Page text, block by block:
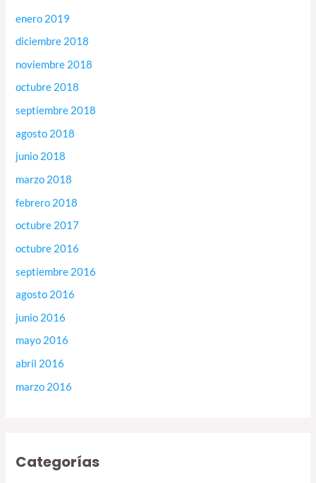
enero 2019
diciembre 2018
noviembre 2018
octubre 2018
septiembre 2018
agosto 2018
junio 2018
marzo 2018
febrero 2018
octubre 2017
octubre 2016
septiembre 2016
agosto 2016
junio 2016
mayo 2016
abril 2016
marzo 2016
Categorías